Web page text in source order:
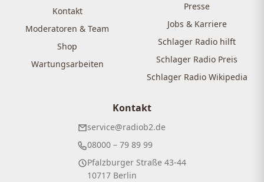
Kontakt
Moderatoren & Team
Shop
Wartungsarbeiten
Presse
Jobs & Karriere
Schlager Radio hilft
Schlager Radio Preis
Schlager Radio Wikipedia
Kontakt
service@radiob2.de
08000 – 79 89 99
Pfalzburger Straße 43-44
10717 Berlin